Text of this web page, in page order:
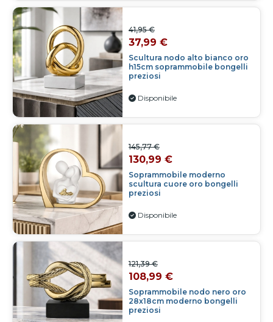
Scultura nodo alto bianco oro
h15cm soprammobile bongelli
preziosi
41,95 €
37,99 €
Disponibile
Soprammobile moderno
scultura cuore oro bongelli
preziosi
145,77 €
130,99 €
Disponibile
Soprammobile nodo nero oro
28x18cm moderno bongelli
preziosi
121,39 €
108,99 €